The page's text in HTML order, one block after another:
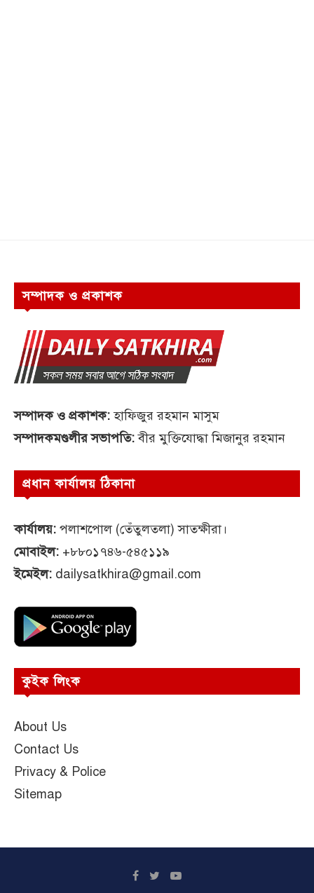
সম্পাদক ও প্রকাশক
সম্পাদক ও প্রকাশক:হাফিজুর রহমান মাসুম
সম্পাদকমণ্ডলীর সভাপতি:বীর মুক্তিযোদ্ধা মিজানুর রহমান
প্রধান কার্যালয় ঠিকানা
কার্যালয়: পলাশপোল (তেঁতুলতলা) সাতক্ষীরা।
মোবাইল: +৮৮০১৭৪৬-৫৪৫১১৯
ইমেইল: dailysatkhira@gmail.com
কুইক লিংক
About Us
Contact Us
Privacy & Police
Sitemap